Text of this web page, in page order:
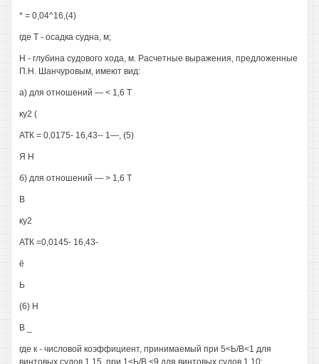
* = 0,04^16,(4)
где Т - осадка судна, м;
Н - глубина судового хода, м. Расчетные выражения, предложенные
П.Н. Шанчуровым, имеют вид:
а) для отношений — < 1,6 Т
ку2 (
АТК = 0,0175- 16,43-- 1—, (5)
Я Н
б) для отношений — > 1,6 Т
В
ку2
АТК =0,0145- 16,43-
ё
Ь
(6) Н
В _
где к - числовой коэффициент, принимаемый при 5<Ь/В<1 для
винтовых судов 1,15, при 1<Ь/В <9 для винтовых судов 1,10;